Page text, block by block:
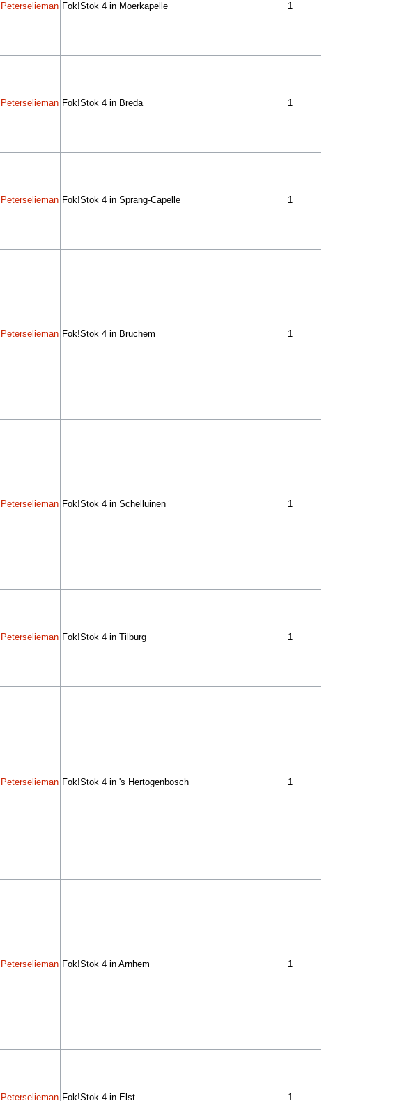
Peterselieman Fok!Stok 4 in Moerkapelle 1
Peterselieman Fok!Stok 4 in Breda 1
Peterselieman Fok!Stok 4 in Sprang-Capelle 1
Peterselieman Fok!Stok 4 in Bruchem 1
Peterselieman Fok!Stok 4 in Schelluinen 1
Peterselieman Fok!Stok 4 in Tilburg 1
Peterselieman Fok!Stok 4 in 's Hertogenbosch 1
Peterselieman Fok!Stok 4 in Arnhem 1
Peterselieman Fok!Stok 4 in Elst 1